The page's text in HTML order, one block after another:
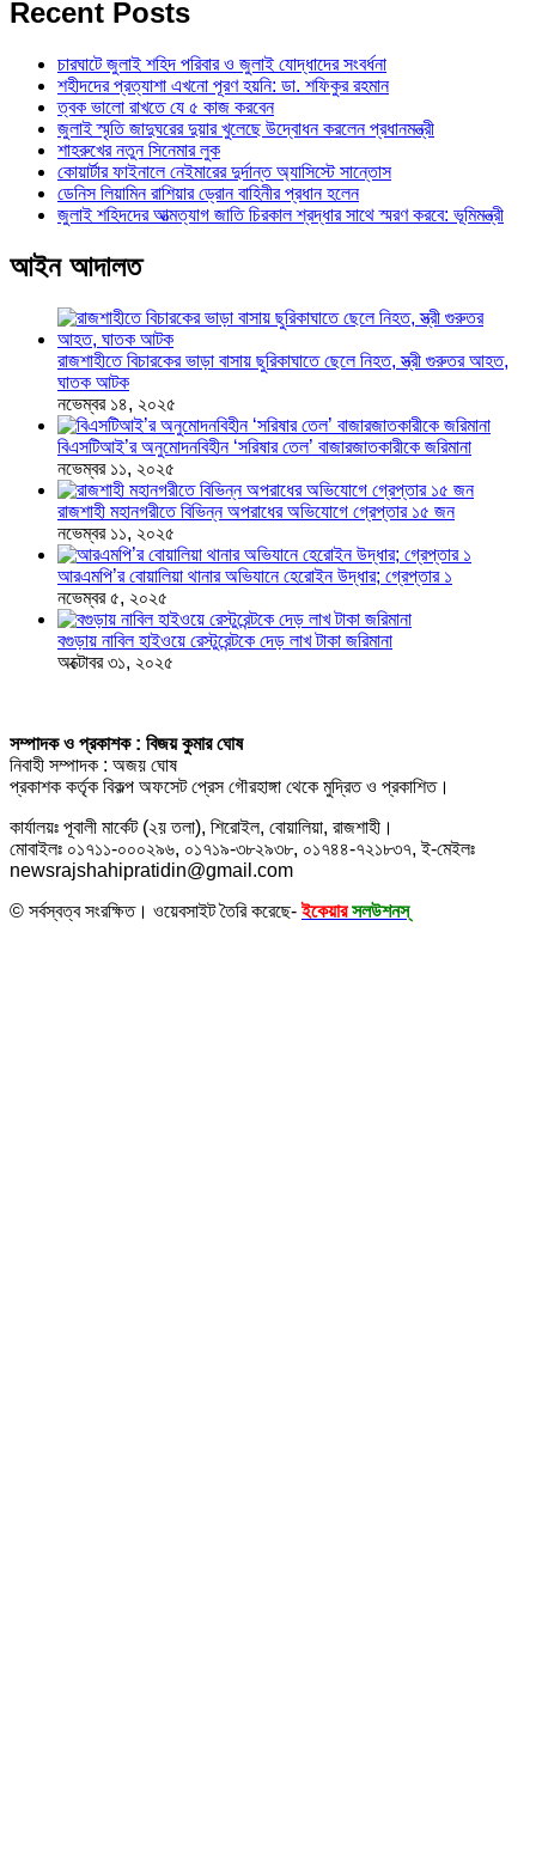
Recent Posts
চারঘাটে জুলাই শহিদ পরিবার ও জুলাই যোদ্ধাদের সংবর্ধনা
শহীদদের প্রত্যাশা এখনো পূরণ হয়নি: ডা. শফিকুর রহমান
ত্বক ভালো রাখতে যে ৫ কাজ করবেন
জুলাই স্মৃতি জাদুঘরের দুয়ার খুলেছে উদ্বোধন করলেন প্রধানমন্ত্রী
শাহরুখের নতুন সিনেমার লুক
কোয়ার্টার ফাইনালে নেইমারের দুর্দান্ত অ্যাসিস্টে সান্তোস
ডেনিস লিয়ামিন রাশিয়ার ড্রোন বাহিনীর প্রধান হলেন
জুলাই শহিদদের আত্মত্যাগ জাতি চিরকাল শ্রদ্ধার সাথে স্মরণ করবে: ভূমিমন্ত্রী
আইন আদালত
রাজশাহীতে বিচারকের ভাড়া বাসায় ছুরিকাঘাতে ছেলে নিহত, স্ত্রী গুরুতর আহত,
ঘাতক আটক
নভেম্বর ১৪, ২০২৫
বিএসটিআই’র অনুমোদনবিহীন ‘সরিষার তেল’ বাজারজাতকারীকে জরিমানা
নভেম্বর ১১, ২০২৫
রাজশাহী মহানগরীতে বিভিন্ন অপরাধের অভিযোগে গ্রেপ্তার ১৫ জন
নভেম্বর ১১, ২০২৫
আরএমপি’র বোয়ালিয়া থানার অভিযানে হেরোইন উদ্ধার; গ্রেপ্তার ১
নভেম্বর ৫, ২০২৫
বগুড়ায় নাবিল হাইওয়ে রেস্টুরেন্টকে দেড় লাখ টাকা জরিমানা
অক্টোবর ৩১, ২০২৫
সম্পাদক ও প্রকাশক : বিজয় কুমার ঘোষ
নিবাহী সম্পাদক : অজয় ঘোষ
প্রকাশক কর্তৃক বিকল্প অফসেট প্রেস গৌরহাঙ্গা থেকে মুদ্রিত ও প্রকাশিত।
কার্যালয়ঃ পূবালী মার্কেট (২য় তলা), শিরোইল, বোয়ালিয়া, রাজশাহী।
মোবাইলঃ ০১৭১১-০০০২৯৬, ০১৭১৯-৩৮২৯৩৮, ০১৭৪৪-৭২১৮৩৭, ই-মেইলঃ
newsrajshahipratidin@gmail.com
© সর্বস্বত্ব সংরক্ষিত। ওয়েবসাইট তৈরি করেছে-ইকেয়ার সলউশনস্